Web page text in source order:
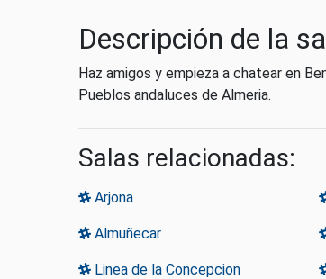
Descripción de la
Haz amigos y empieza a chatear en
Pueblos andaluces de Almeria.
Salas relacionadas:
Arjona
Almuñecar
Linea de la Concepcion